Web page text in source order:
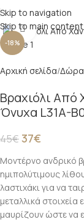
Skip to navigation
Skip to main content
-18%
Click to
Αρχική σελίδα Δώρα
Βραχιόλι Από
Όνυχα L31A-
45€37€
Μοντέρνο ανδρικό
ημιπολύτιμους
λαστιχάκι για να
μεταλλικά
μαυρίζουν ώστε να